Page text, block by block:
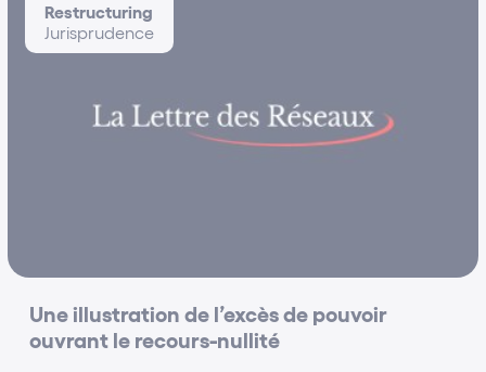
Restructuring
Jurisprudence
Une illustration de l’excès de pouvoir
ouvrant le recours-nullité